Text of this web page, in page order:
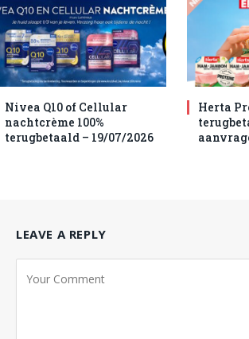
Nivea Q10 of Cellular
nachtcrème 100%
terugbetaald – 19/07/2026
Herta
LEAVE A REPLY